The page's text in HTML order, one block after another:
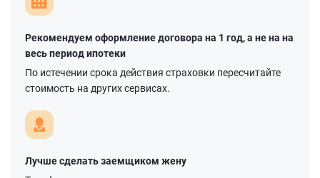
Рекомендуем оформление договора на 1 год, а не на на
весь период ипотеки
По истечении срока действия страховки пересчитайте
стоимость на других сервисах.
Лучше сделать заемщиком жену